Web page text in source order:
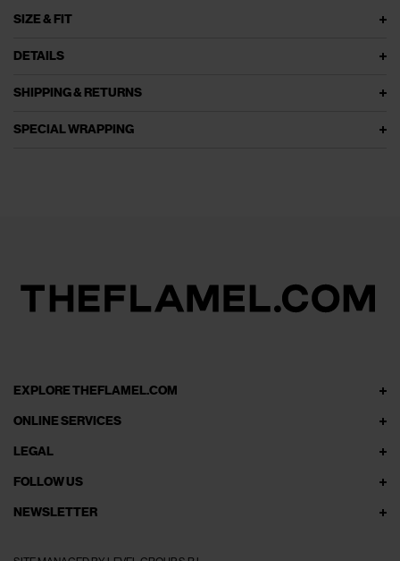
SIZE & FIT
DETAILS
SHIPPING & RETURNS
SPECIAL WRAPPING
EXPLORE THEFLAMEL.COM
ONLINE SERVICES
LEGAL
FOLLOW US
NEWSLETTER